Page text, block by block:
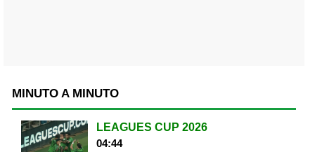
MINUTO A MINUTO
LEAGUES CUP 2026
04:44